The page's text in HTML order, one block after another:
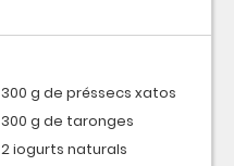
300 g de préssecs xatos
300 g de taronges
2 iogurts naturals